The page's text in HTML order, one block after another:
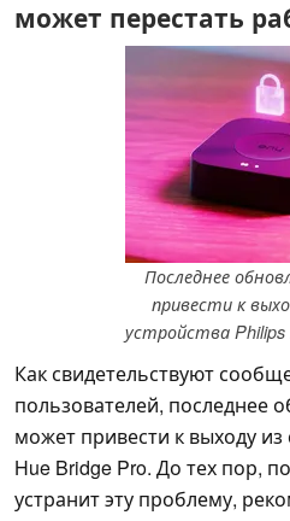
может перестать
Последнее
привести к
устройства Philips
Как свидетельствуют
пользователей, последнее
может привести к выходу из
Hue Bridge Pro. До тех пор,
устранит эту проблему,